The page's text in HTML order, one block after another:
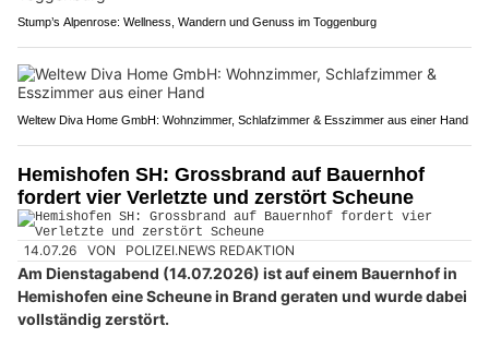
Stump’s Alpenrose: Wellness, Wandern und Genuss im Toggenburg
Weltew Diva Home GmbH: Wohnzimmer, Schlafzimmer & Esszimmer aus einer Hand
Hemishofen SH: Grossbrand auf Bauernhof
fordert vier Verletzte und zerstört Scheune
14.07.26 VON POLIZEI.NEWS REDAKTION
Am Dienstagabend (14.07.2026) ist auf einem Bauernhof in
Hemishofen eine Scheune in Brand geraten und wurde dabei
vollständig zerstört.